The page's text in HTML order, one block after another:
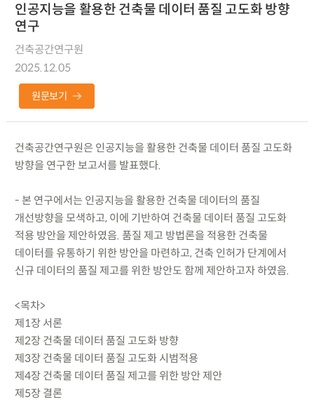
인공지능을 활용한 건축물 데이터 품질 고도화 방향
연구
건축공간연구원
2025.12.05
원문보기
건축공간연구원은 인공지능을 활용한 건축물 데이터 품질 고도화
방향을 연구한 보고서를 발표했다.
- 본 연구에서는 인공지능을 활용한 건축물 데이터의 품질
개선방향을 모색하고, 이에 기반하여 건축물 데이터 품질 고도화
적용 방안을 제안하였음. 품질 제고 방법론을 적용한 건축물
데이터를 유통하기 위한 방안을 마련하고, 건축 인허가 단계에서
신규 데이터의 품질 제고를 위한 방안도 함께 제안하고자 하였음.
<목차>
제1장 서론
제2장 건축물 데이터 품질 고도화 방향
제3장 건축물 데이터 품질 고도화 시범적용
제4장 건축물 데이터 품질 제고를 위한 방안 제안
제5장 결론